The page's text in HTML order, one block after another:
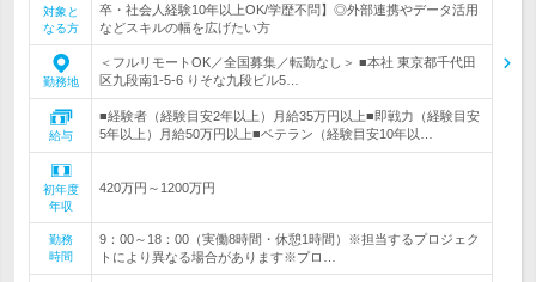
対象と
なる方
卒・社会人経験10年以上OK/学歴不問】◎外部連携やデータ活用
などスキルの幅を広げたい方
勤務地
＜フルリモートOK／全国募集／転勤なし＞ ■本社 東京都千代田
区九段南1-5-6 りそな九段ビル5…
給与
■経験者（経験目安2年以上）月給35万円以上■即戦力（経験目安
5年以上）月給50万円以上■ベテラン（経験目安10年以…
初年度
年収
420万円～1200万円
勤務
時間
9：00～18：00（実働8時間・休憩1時間）※担当するプロジェク
トにより異なる場合があります※プロ…